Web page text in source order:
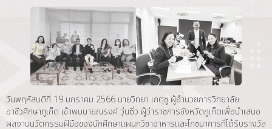
วันพฤหัสบดีที่ 19 มกราคม 2566 นายวิทยา เกตุชู ผู้อำนวยการวิทยาลัย
อาชีวศึกษาภูเก็ต เข้าพบนายณรงค์ วุ่นซิ่ว ผู้ว่าราชการจังหวัดภูเก็ตเพื่อนำเสนอ
ผลงานนวัตกรรมฝีมือของนักศึกษาแผนกวิชาอาหารและโภชนาการที่ได้รับรางวัล